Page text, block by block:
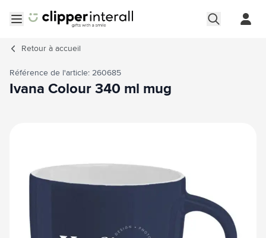
Retour à accueil
Référence de l'article: 260685
Ivana Colour 340 ml mug